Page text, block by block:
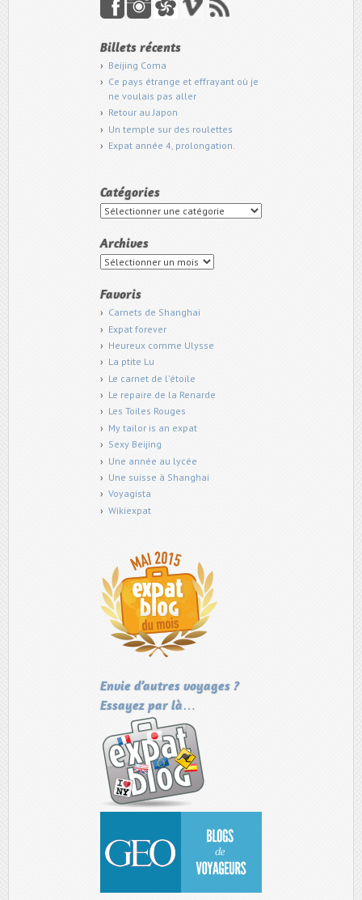
Billets récents
Beijing Coma
Ce pays étrange et effrayant où je
ne voulais pas aller
Retour au Japon
Un temple sur des roulettes
Expat année 4, prolongation.
Catégories
Catégories
Archives
Archives
Favoris
Carnets de Shanghai
Expat forever
Heureux comme Ulysse
La ptite Lu
Le carnet de l'étoile
Le repaire de la Renarde
Les Toiles Rouges
My tailor is an expat
Sexy Beijing
Une année au lycée
Une suisse à Shanghai
Voyagista
Wikiexpat
Envie d’autres voyages ?
Essayez par là…